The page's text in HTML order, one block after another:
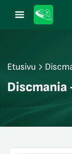
Etusivu
Discmania
sulje